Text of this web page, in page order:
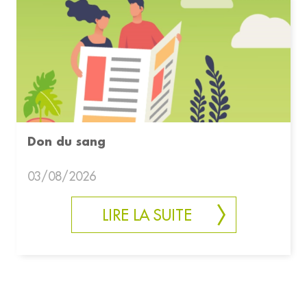
Don du sang
03/08/2026
LIRE LA SUITE